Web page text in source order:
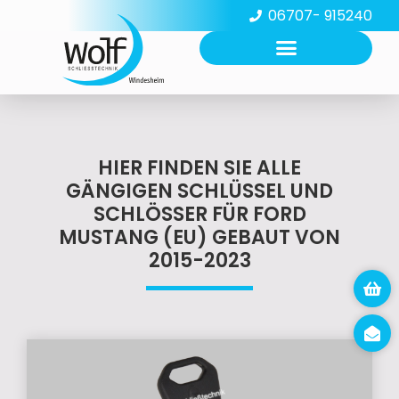
06707- 915240
HIER FINDEN SIE ALLE
GÄNGIGEN SCHLÜSSEL UND
SCHLÖSSER FÜR FORD
MUSTANG (EU) GEBAUT VON
2015-2023